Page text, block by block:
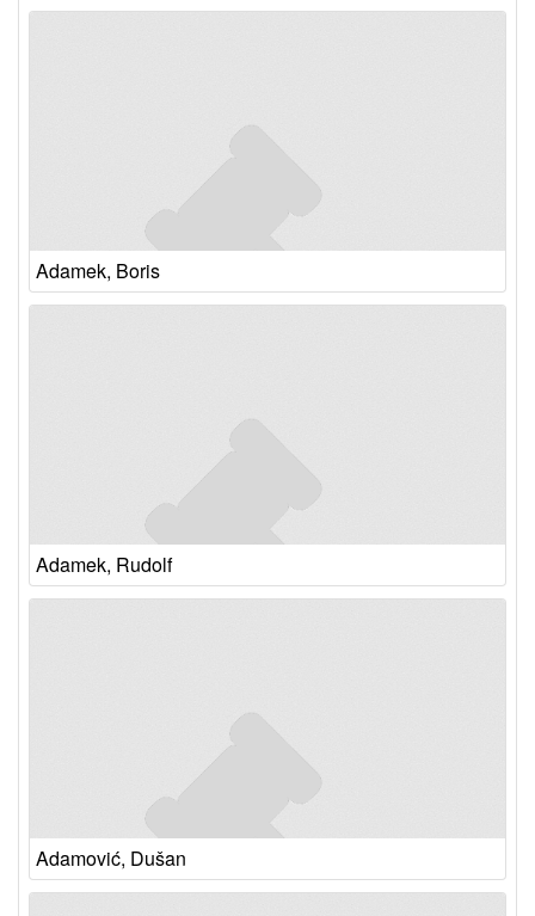
Adamek, Boris
Adamek, Rudolf
Adamović, Dušan